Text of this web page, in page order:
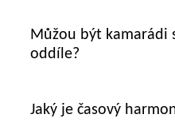
Můžou být kamarádi
oddíle?
Jaký je časový